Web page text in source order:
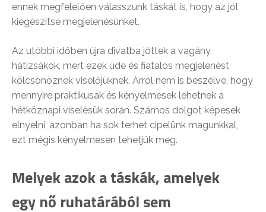
ennek megfelelően válasszunk táskát is, hogy az jól
kiegészítse megjelenésünket.
Az utóbbi időben újra divatba jöttek a vagány
hátizsákok, mert ezek üde és fiatalos megjelenést
kölcsönöznek viselőjüknek. Arról nem is beszélve, hogy
mennyire praktikusak és kényelmesek lehetnek a
hétköznapi viselésük során. Számos dolgot képesek
elnyelni, azonban ha sok terhet cipelünk magunkkal,
ezt mégis kényelmesen tehetjük meg.
Melyek azok a táskák, amelyek
egy nő ruhatárából sem